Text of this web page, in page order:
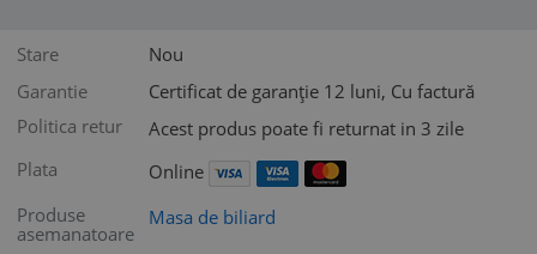
Stare
Nou
Garantie
Certificat de garanție 12 luni, Cu factură
Politica retur
Acest produs poate fi returnat in 3 zile
Plata
Online
Produse
asemanatoare
Masa de biliard